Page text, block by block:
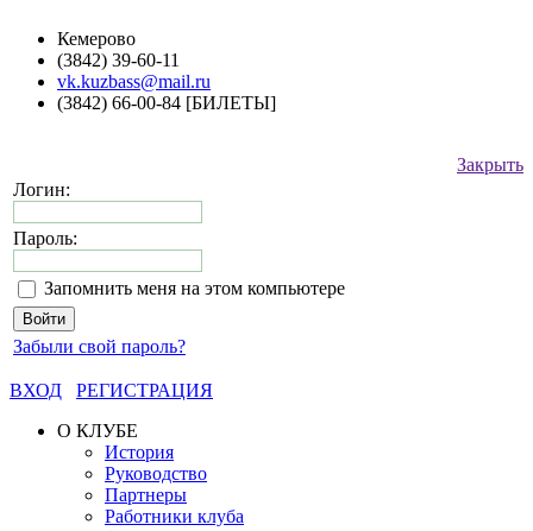
Кемерово
(3842) 39-60-11
vk.kuzbass@mail.ru
(3842) 66-00-84 [БИЛЕТЫ]
Закрыть
Логин:
Пароль:
Запомнить меня на этом компьютере
Забыли свой пароль?
ВХОД
РЕГИСТРАЦИЯ
О КЛУБЕ
История
Руководство
Партнеры
Работники клуба